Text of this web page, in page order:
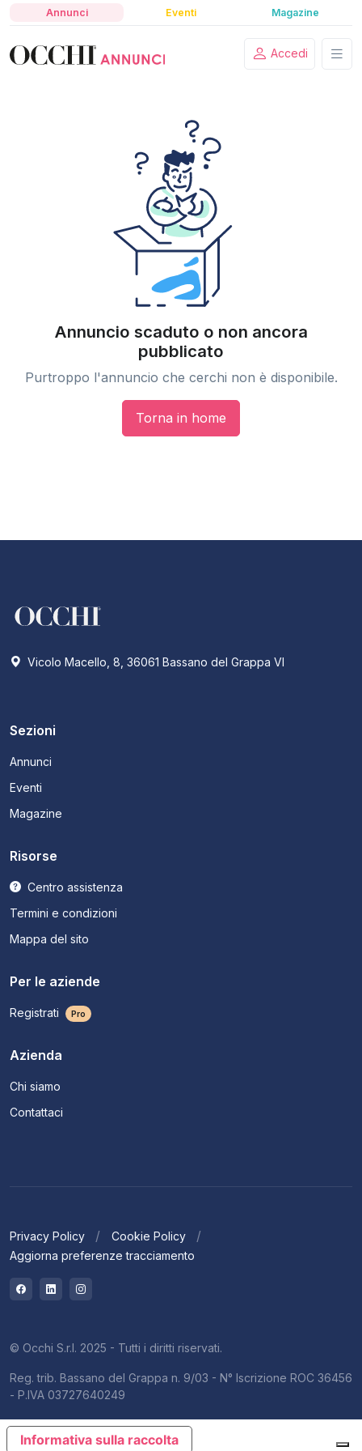
Annunci Eventi Magazine
Accedi
Annuncio scaduto o non ancora
pubblicato
Purtroppo l'annuncio che cerchi non è disponibile.
Torna in home
Vicolo Macello, 8, 36061 Bassano del Grappa VI
Sezioni
Annunci
Eventi
Magazine
Risorse
Centro assistenza
Termini e condizioni
Mappa del sito
Per le aziende
Registrati Pro
Azienda
Chi siamo
Contattaci
Privacy Policy
Cookie Policy
Aggiorna preferenze tracciamento
© Occhi S.r.l. 2025 - Tutti i diritti riservati.
Reg. trib. Bassano del Grappa n. 9/03 - N° Iscrizione ROC 36456
- P.IVA 03727640249
Informativa sulla raccolta